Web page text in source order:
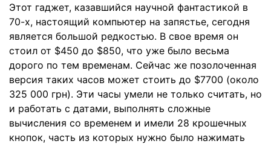
Этот гаджет, казавшийся научной фантастикой в
70-х, настоящий компьютер на запястье, сегодня
является большой редкостью. В свое время он
стоил от $450 до $850, что уже было весьма
дорого по тем временам. Сейчас же позолоченная
версия таких часов может стоить до $7700 (около
325 000 грн). Эти часы умели не только считать, но
и работать с датами, выполнять сложные
вычисления со временем и имели 28 крошечных
кнопок, часть из которых нужно было нажимать